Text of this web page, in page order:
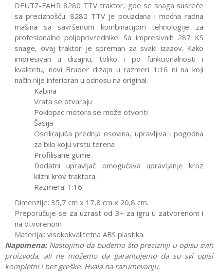
DEUTZ-FAHR 8280 TTV traktor, gde se snaga susreće
sa preciznošću. 8280 TTV je pouzdana i moćna radna
mašina sa savršenom kombinacijom tehnologije za
profesionalne poljoprivrednike. Sa impresivnih 287 KS
snage, ovaj traktor je spreman za svaki izazov. Kako
impresivan u dizajnu, toliko i po funkcionalnosti i
kvalitetu, novi Bruder dizajn u razmeri 1:16 ni na koji
način nije inferioran u odnosu na original.
Kabina
Vrata se otvaraju
Poklopac motora se može otvoriti
Šasija
Oscilirajuća prednja osovina, upravljiva i pogodna
za bilo koju vrstu terena
Profilisane gume
Dodatni upravljač omogućava upravljanje kroz
klizni krov traktora.
Razmera: 1:16
Dimenzije: 35,7 cm x 17,8 cm x 20,8 cm.
Preporučuje se za uzrast od 3+ za igru u zatvorenom i
na otvorenom
Materijal: visokokvalitetna ABS plastika.
Napomena: Nastojimo da budemo što precizniji u opisu svih
proizvoda, ali ne možemo da garantujemo da su svi opisi
kompletni i bez greške. Hvala na razumevanju.